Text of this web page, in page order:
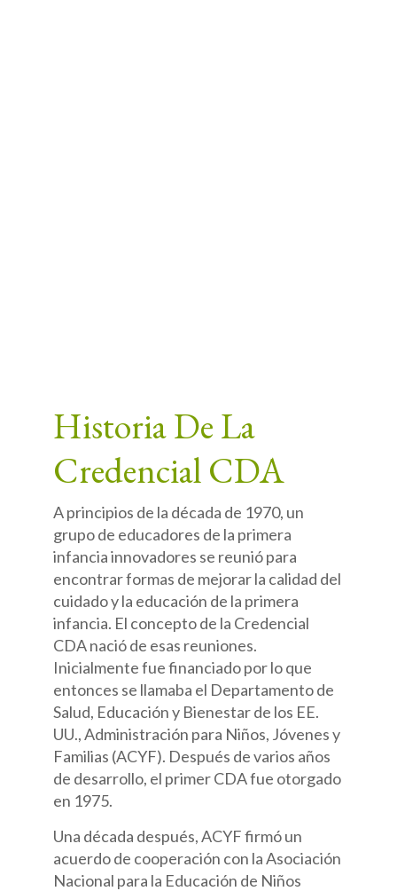
Historia De La
Credencial CDA
A principios de la década de 1970, un
grupo de educadores de la primera
infancia innovadores se reunió para
encontrar formas de mejorar la calidad del
cuidado y la educación de la primera
infancia. El concepto de la Credencial
CDA nació de esas reuniones.
Inicialmente fue financiado por lo que
entonces se llamaba el Departamento de
Salud, Educación y Bienestar de los EE.
UU., Administración para Niños, Jóvenes y
Familias (ACYF). Después de varios años
de desarrollo, el primer CDA fue otorgado
en 1975.
Una década después, ACYF firmó un
acuerdo de cooperación con la Asociación
Nacional para la Educación de Niños